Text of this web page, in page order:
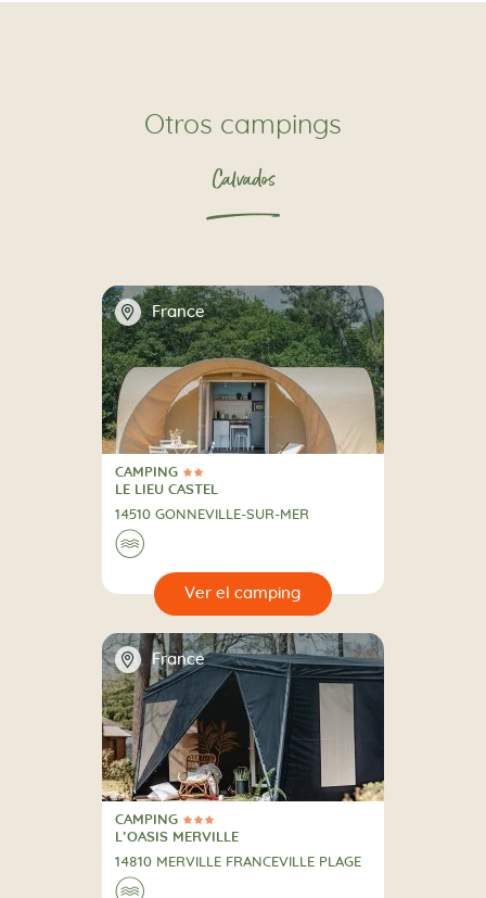
Otros campings
Calvados
📍 France
2 Estrellas
CAMPING
CAMPING
LE LIEU CASTEL
14510 GONNEVILLE-SUR-MER
🌊
📍 France
3 Estrellas
CAMPING
CAMPING
L’OASIS MERVILLE
14810 MERVILLE FRANCEVILLE PLAGE
🌊